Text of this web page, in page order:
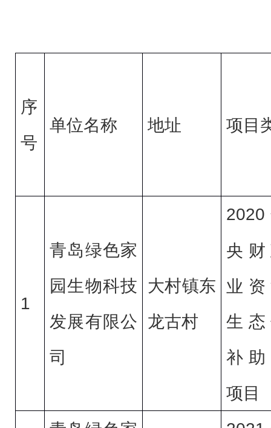
序
号
单位名称 地址 项目
1
青岛绿色家
园生物科技
发展有限公
司
大村镇东
龙古村
2020
央
业
生
补
项目